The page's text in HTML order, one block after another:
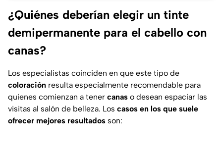
¿Quiénes deberían elegir un tinte
demipermanente para el cabello con
canas?
Los especialistas coinciden en que este tipo de
coloración resulta especialmente recomendable para
quienes comienzan a tener canas o desean espaciar las
visitas al salón de belleza. Los casos en los que suele
ofrecer mejores resultados son: